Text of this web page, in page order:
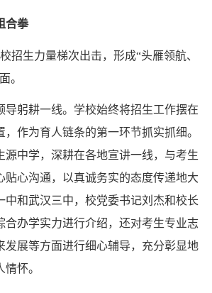
合拳
招生力量梯次出击，形成“头雁领航、
。
导躬耕一线。学校始终将招生工作摆在
作为育人链条的第一环节抓实抓细。
源中学，深耕在各地宣讲一线，与考生
贴心沟通，以真诚务实的态度传递地大
中和武汉三中，校党委书记刘杰和校长
合办学实力进行介绍，还对考生专业志
发展等方面进行细心辅导，充分彰显地
怀。